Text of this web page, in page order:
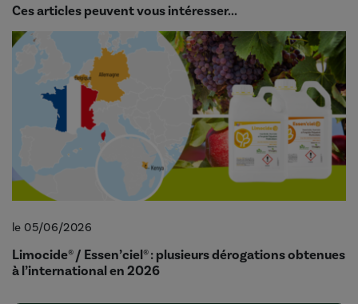
Ces articles peuvent vous intéresser...
le 05/06/2026
Limocide® / Essen’ciel® : plusieurs dérogations obtenues
à l’international en 2026